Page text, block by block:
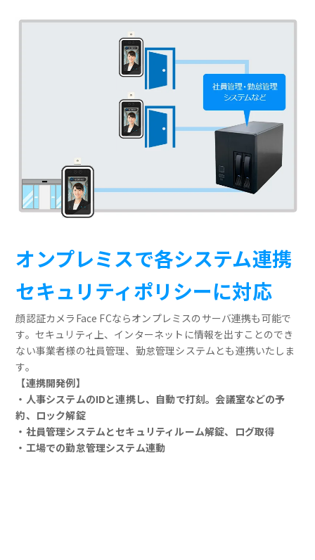
オンプレミスで各システム連携
セキュリティポリシーに対応
顔認証カメラFace FCならオンプレミスのサーバ連携も可能で
す。セキュリティ上、インターネットに情報を出すことのでき
ない事業者様の社員管理、勤怠管理システムとも連携いたしま
す。
【連携開発例】
・人事システムのIDと連携し、自動で打刻。会議室などの予
約、ロック解錠
・社員管理システムとセキュリティルーム解錠、ログ取得
・工場での勤怠管理システム連動